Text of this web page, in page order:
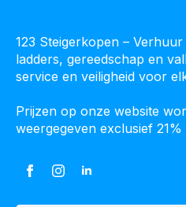
123 Steigerkopen –
ladders, gereedschap en
service en veiligheid voor
Prijzen op onze website
weergegeven exclusief 21%